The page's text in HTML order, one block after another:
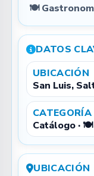
🍽️
DATOS
UBICACIÓN
San Luis,
CATEGORÍA
Catálogo ·
UBICACIÓN